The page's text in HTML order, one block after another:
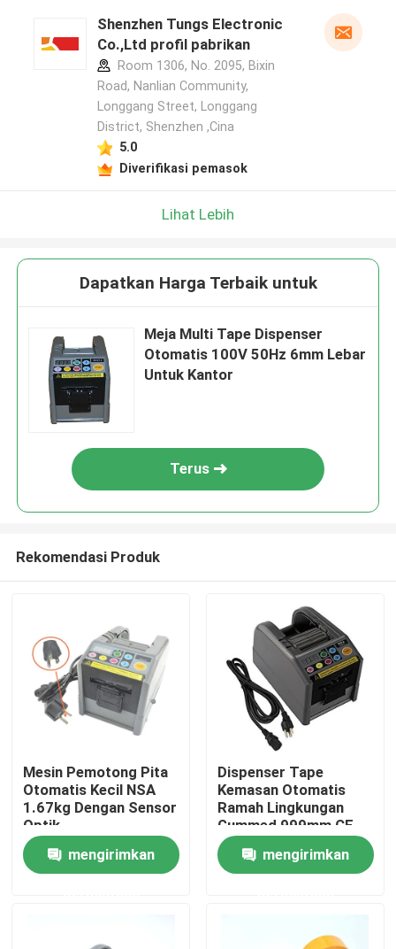
Rumah
Shenzhen Tungs Electronic
Co.,Ltd profil pabrikan
Room 1306, No. 2095, Bixin
Road, Nanlian Community,
Longgang Street, Longgang
District, Shenzhen ,Cina
5.0
Diverifikasi pemasok
Lihat Lebih
Dapatkan Harga Terbaik untuk
Meja Multi Tape Dispenser
Otomatis 100V 50Hz 6mm Lebar
Untuk Kantor
Terus
Rekomendasi Produk
Mesin Pemotong Pita
Otomatis Kecil NSA
1.67kg Dengan Sensor
Optik
mengirimkan
Dispenser Tape
Kemasan Otomatis
Ramah Lingkungan
Gummed 999mm CE
mengirimkan